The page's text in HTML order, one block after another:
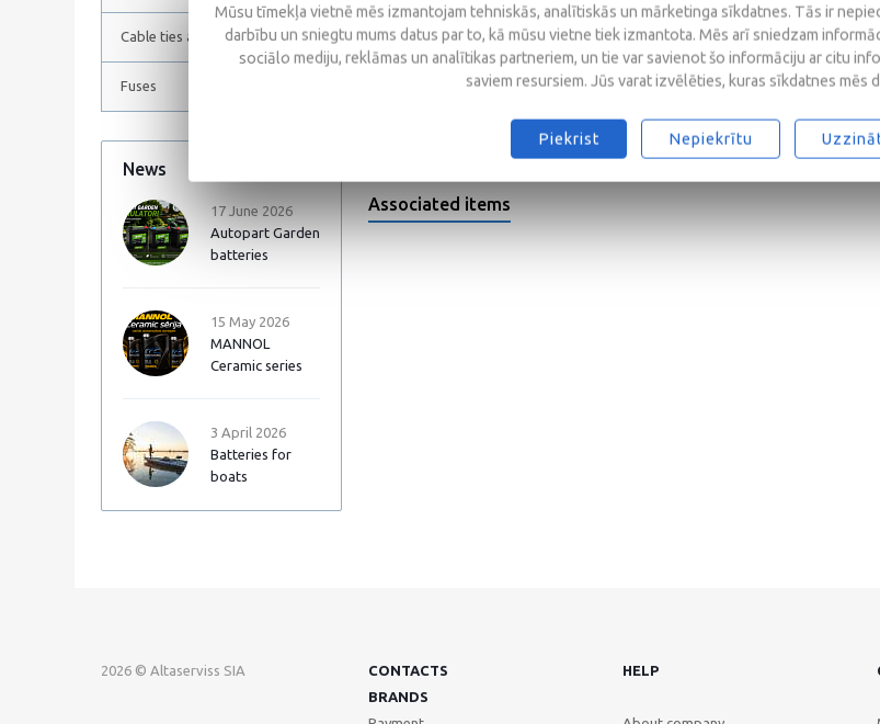
Cable ties and Hose clamps
Fuses
News
17 June 2026
Autopart Garden
batteries
15 May 2026
MANNOL
Ceramic series
3 April 2026
Batteries for
boats
Associated items
2026 © Altaserviss SIA CONTACTS HELP
BRANDS
Mūsu tīmekļa vietnē mēs izmantojam tehniskās, analītiskās un mārketinga sīkdatnes. Tās ir
darbību un sniegtu mums datus par to, kā mūsu vietne tiek izmantota. Mēs arī sniedzam
sociālo mediju, reklāmas un analītikas partneriem, un tie var savienot šo informāciju ar citu
saviem resursiem. Jūs varat izvēlēties, kuras sīkdatnes mēs
Piekrist Nepiekrītu